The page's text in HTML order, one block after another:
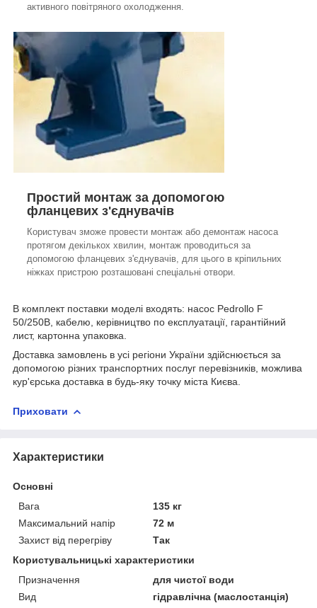
активного повітряного охолодження.
Простий монтаж за допомогою
фланцевих з'єднувачів
Користувач зможе провести монтаж або демонтаж насоса
протягом декількох хвилин, монтаж проводиться за
допомогою фланцевих з'єднувачів, для цього в кріпильних
ніжках пристрою розташовані спеціальні отвори.
В комплект поставки моделі входять: насос Pedrollo F
50/250B, кабелю, керівництво по експлуатації, гарантійний
лист, картонна упаковка.
Доставка замовлень в усі регіони України здійснюється за
допомогою різних транспортних послуг перевізників, можлива
кур'єрська доставка в будь-яку точку міста Києва.
Приховати
Характеристики
Основні
Вага
135 кг
Максимальний напір
72 м
Захист від перегріву
Так
Користувальницькі характеристики
Призначення
для чистої води
Вид
гідравлічна (маслостанція)